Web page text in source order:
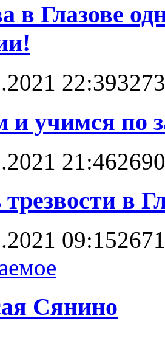
в Глазове
22:39
и учимся по
21:46
в
09:15
Сянино